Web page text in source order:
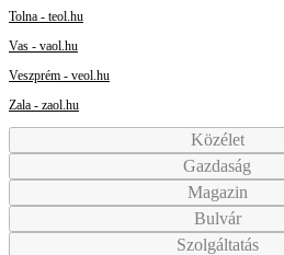
Tolna - teol.hu
Vas - vaol.hu
Veszprém - veol.hu
Zala - zaol.hu
Közélet
Gazdaság
Magazin
Bulvár
Szolgáltatás